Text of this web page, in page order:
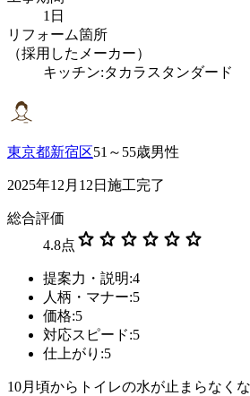
1日
リフォーム箇所
（採用したメーカー）
キッチン:タカラスタンダード
東京都新宿区51～55歳男性
2025年12月12日施工完了
総合評価
4.8点 star star star star star star
提案力・説明:4
人柄・マナー:5
価格:5
対応スピード:5
仕上がり:5
10月頃からトイレの水が止まらなく